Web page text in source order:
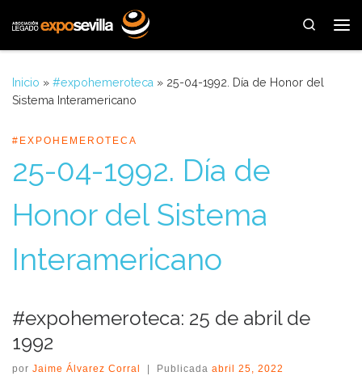
Saltar al contenido
Search
Inicio » #expohemeroteca » 25-04-1992. Día de Honor del
Sistema Interamericano
#EXPOHEMEROTECA
25-04-1992. Día de
Honor del Sistema
Interamericano
#expohemeroteca: 25 de abril de
1992
por Jaime Álvarez Corral Publicada abril 25, 2022